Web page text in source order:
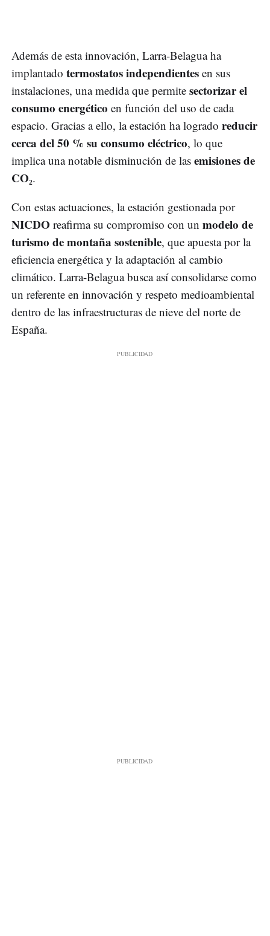
Además de esta innovación, Larra-Belagua ha
implantado termostatos independientes en sus
instalaciones, una medida que permite sectorizar el
consumo energético en función del uso de cada
espacio. Gracias a ello, la estación ha logrado reducir
cerca del 50 % su consumo eléctrico, lo que
implica una notable disminución de las emisiones de
CO₂.
Con estas actuaciones, la estación gestionada por
NICDO reafirma su compromiso con un modelo de
turismo de montaña sostenible, que apuesta por la
eficiencia energética y la adaptación al cambio
climático. Larra-Belagua busca así consolidarse como
un referente en innovación y respeto medioambiental
dentro de las infraestructuras de nieve del norte de
España.